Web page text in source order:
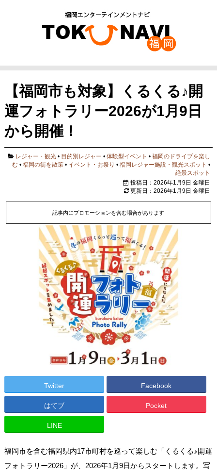
【福岡市も対象】くるくる♪開
運フォトラリー2026が1月9日
から開催！
レジャー・観光 • 目的別レジャー •体験型イベント •福岡のドライブを楽し
む •福岡の街を散策 • イベント・お祭り •福岡レジャー施設・観光スポット •
絶景スポット
投稿日：2026年1月9日 金曜日
更新日：2026年1月9日 金曜日
記事内にプロモーションを含む場合があります
Twitter Facebook
はてブ Pocket
LINE
福岡市を含む福岡県内17市町村を巡って楽しむ「くるくる♪開運
フォトラリー2026」が、2026年1月9日からスタートします。写